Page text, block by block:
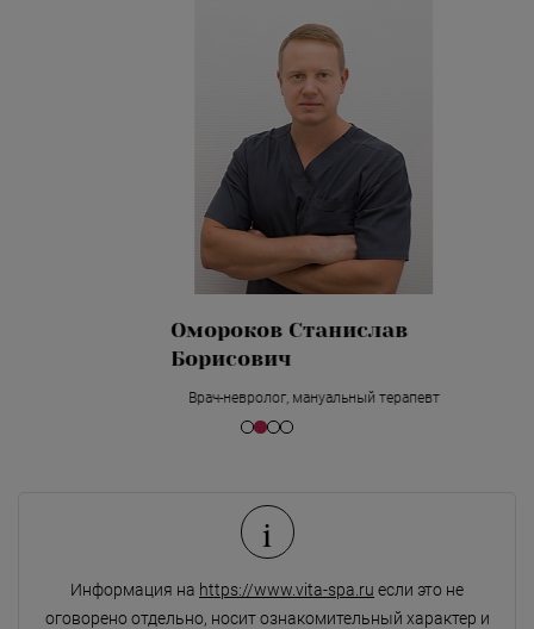
Омороков Станислав
Борисович
Bрач-невролог, мануальный терапевт
i
Информация на https://www.vita-spa.ru если это не
оговорено отдельно, носит ознакомительный характер и